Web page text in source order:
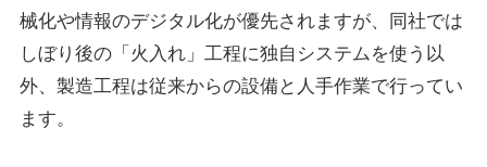
械化や情報のデジタル化が優先されますが、同社では
しぼり後の「火入れ」工程に独自システムを使う以
外、製造工程は従来からの設備と人手作業で行ってい
ます。